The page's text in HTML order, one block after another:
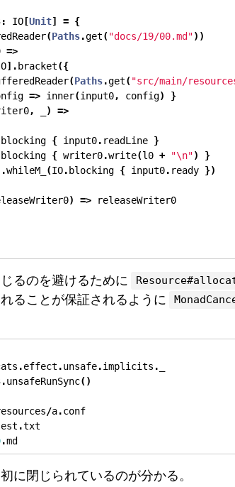
: IO [Unit] = {
(Paths.get("docs/19/00.md"))
=>
]. bracket({
(Paths.get("src/main/
=> inner(input0, config)
}
, )
=>
blocking { input0. readLine }
blocking { writer0.write(l0 + "\n")
}
whileM_ (IO. blocking { input0. ready })
) => releaseWriter0
るのを避けるために
ることが保証されるように
.effect .unsafe.implicits .
.unsafeRunSync()
/a.conf
.txt
.md
に閉じられているのが分かる。